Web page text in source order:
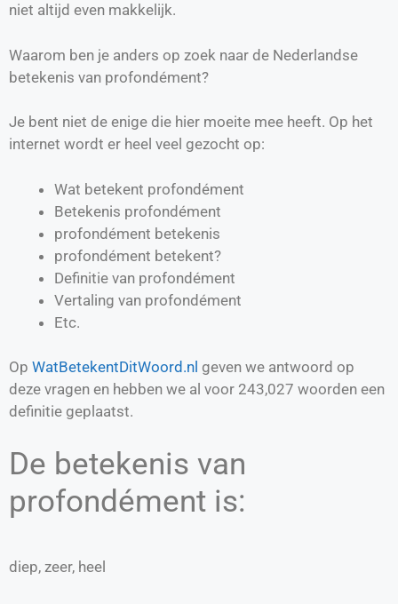
niet altijd even makkelijk.
Waarom ben je anders op zoek naar de Nederlandse
betekenis van profondément?
Je bent niet de enige die hier moeite mee heeft. Op het
internet wordt er heel veel gezocht op:
Wat betekent profondément
Betekenis profondément
profondément betekenis
profondément betekent?
Definitie van profondément
Vertaling van profondément
Etc.
Op WatBetekentDitWoord.nl geven we antwoord op
deze vragen en hebben we al voor 243,027 woorden een
definitie geplaatst.
De betekenis van
profondément is:
diep, zeer, heel